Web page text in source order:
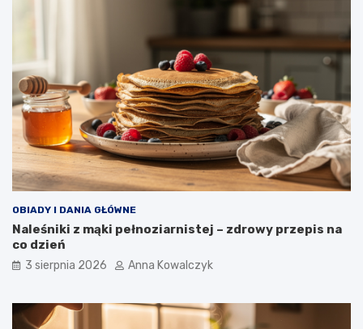
OBIADY I DANIA GŁÓWNE
Naleśniki z mąki pełnoziarnistej – zdrowy przepis na
co dzień
3 sierpnia 2026 Anna Kowalczyk